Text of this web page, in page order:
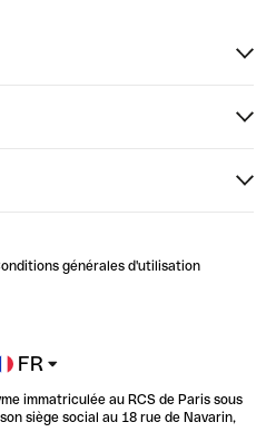
productivité
générales d'utilisation
FR
immatriculée au RCS de Paris sous
siège social au 18 rue de Navarin,